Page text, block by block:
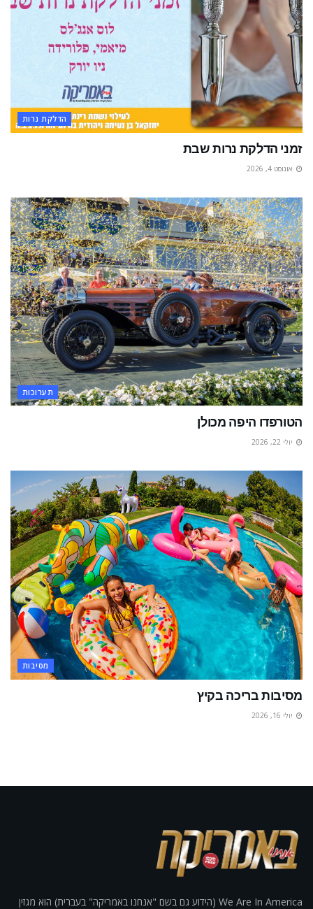
הדלקת נרות
זמני הדלקת נרות שבת
אוגוסט 4, 2026
תערוכות
הטורפדו היפה מכולן
יולי 22, 2026
מסיבות
מסיבות בריכה בקיץ
יולי 16, 2026
We Are In America (הידוע גם בשם "אנחנו באמריקה" בעברית) הוא מגזין